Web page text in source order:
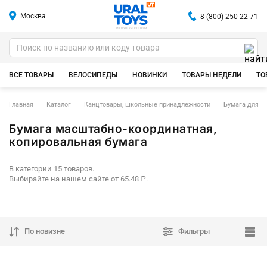
Москва
ИГРУШКИ ОПТОМ
8 (800) 250-22-71
ВСЕ ТОВАРЫ ВЕЛОСИПЕДЫ НОВИНКИ ТОВАРЫ НЕДЕЛИ
Главная Каталог Канцтовары, школьные принадлежности Бумага для
Бумага масштабно-координатная,
копировальная бумага
В категории 15 товаров.
Выбирайте на нашем сайте от 65.48 ₽.
По новизне Фильтры